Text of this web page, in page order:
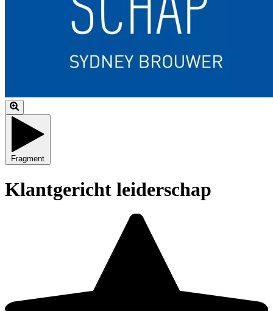
Fragment
Klantgericht leiderschap